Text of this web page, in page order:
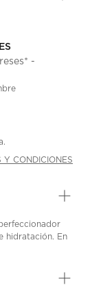
-
Y CONDICIONES
hidratación. En